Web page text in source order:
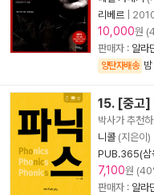
리베르
10,000원
판매자 : 알라
양탄자배송 밤
15. [중고]
박사가 추천
니콜 (지은이)
PUB.365(삼
7,100원
판매자 : 알라